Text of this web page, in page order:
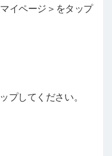
イページ＞をタップ
プしてください。